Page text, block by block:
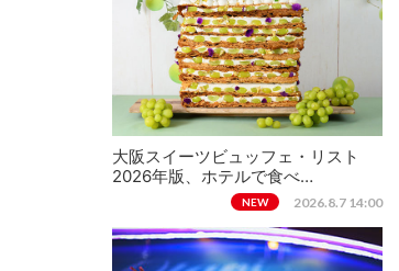
大阪スイーツビュッフェ・リスト
2026年版、ホテルで食べ…
NEW 2026.8.7 14:00